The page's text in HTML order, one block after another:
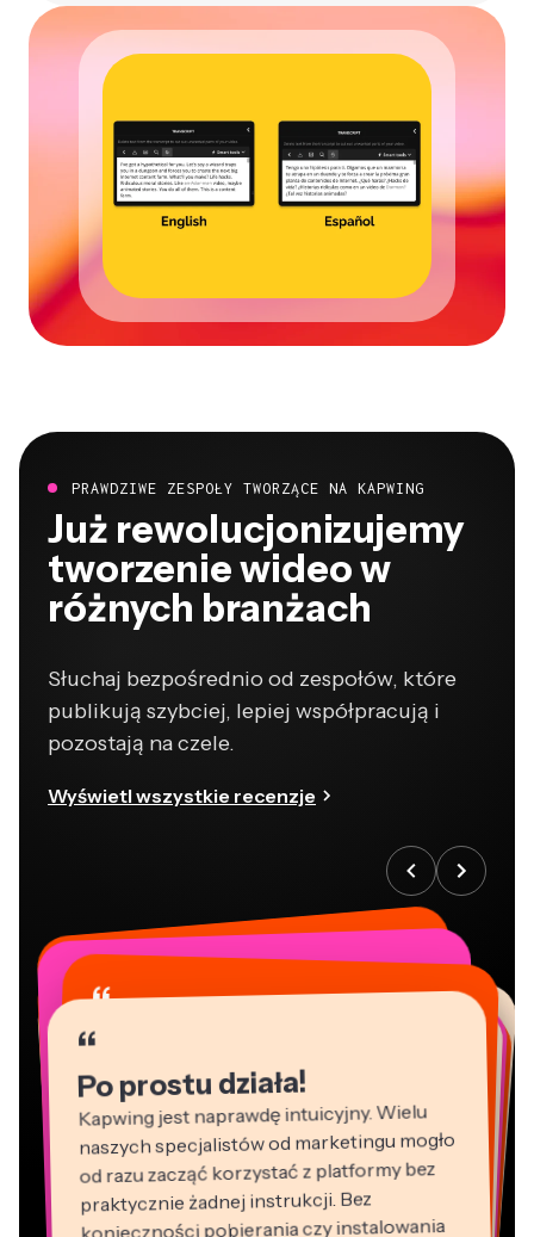
PRAWDZIWE ZESPOŁY TWORZĄCE NA KAPWING
Już rewolucjonizujemy
tworzenie wideo w
różnych branżach
Słuchaj bezpośrednio od zespołów, które
publikują szybciej, lepiej współpracują i
pozostają na czele.
Wyświetl wszystkie recenzje
“
Po prostu działa!
Kapwing jest naprawdę intuicyjny. Wielu
naszych specjalistów od marketingu mogło
od razu zacząć korzystać z platformy bez
praktycznie żadnej instrukcji. Bez
konieczności pobierania czy instalowania
“
“
“
“
“
“
“